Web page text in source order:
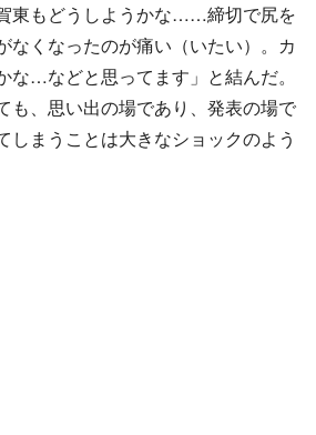
東もどうしようかな……締切で尻を
なくなったのが痛い（いたい）。カ
な…などと思ってます」と結んだ。
も、思い出の場であり、発表の場で
しまうことは大きなショックのよう